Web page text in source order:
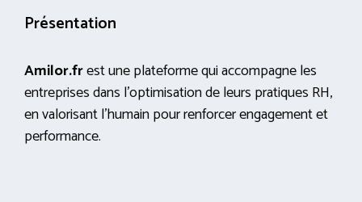
Présentation
Amilor.frest une plateforme qui accompagne les
entreprises dans l’optimisation de leurs pratiques RH,
en valorisant l’humain pour renforcer engagement et
performance.